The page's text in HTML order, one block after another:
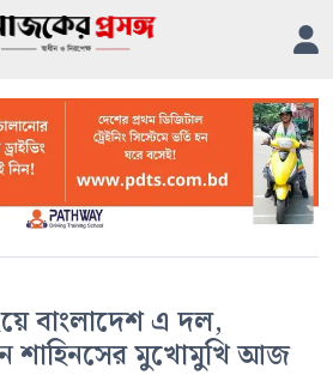
বাংলাদেশ এ দল,
শাহিনসের মুখোমুখি আজ